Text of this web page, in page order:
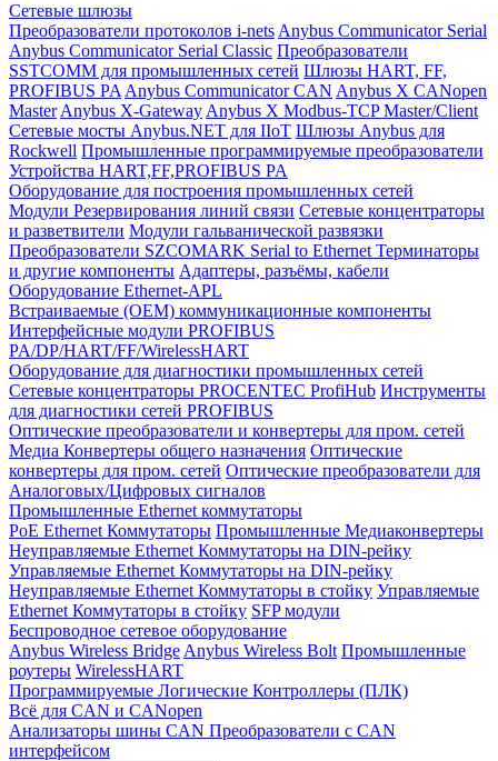
Сетевые шлюзы
Преобразователи протоколов i-nets Anybus Communicator Serial
Anybus Communicator Serial Classic Преобразователи
SSTCOMM для промышленных сетей Шлюзы HART, FF,
PROFIBUS PA Anybus Communicator CAN Anybus X CANopen
Master Anybus X-Gateway Anybus X Modbus-TCP Master/Client
Сетевые мосты Anybus.NET для IIoT Шлюзы Anybus для
Rockwell Промышленные программируемые преобразователи
Устройства HART,FF,PROFIBUS PA
Оборудование для построения промышленных сетей
Модули Резервирования линий связи Сетевые концентраторы
и разветвители Модули гальванической развязки
Преобразователи SZCOMARK Serial to Ethernet Терминаторы
и другие компоненты Адаптеры, разъёмы, кабели
Оборудование Ethernet-APL
Встраиваемые (OEM) коммуникационные компоненты
Интерфейсные модули PROFIBUS
PA/DP/HART/FF/WirelessHART
Оборудование для диагностики промышленных сетей
Сетевые концентраторы PROCENTEC ProfiHub Инструменты
для диагностики сетей PROFIBUS
Оптические преобразователи и конвертеры для пром. сетей
Медиа Конвертеры общего назначения Оптические
конвертеры для пром. сетей Оптические преобразователи для
Аналоговых/Цифровых сигналов
Промышленные Ethernet коммутаторы
PoE Ethernet Коммутаторы Промышленные Медиаконвертеры
Неуправляемые Ethernet Коммутаторы на DIN-рейку
Управляемые Ethernet Коммутаторы на DIN-рейку
Неуправляемые Ethernet Коммутаторы в стойку Управляемые
Ethernet Коммутаторы в стойку SFP модули
Беспроводное сетевое оборудование
Anybus Wireless Bridge Anybus Wireless Bolt Промышленные
роутеры WirelessHART
Программируемые Логические Контроллеры (ПЛК)
Всё для CAN и CANopen
Анализаторы шины CAN Преобразователи с CAN
интерфейсом